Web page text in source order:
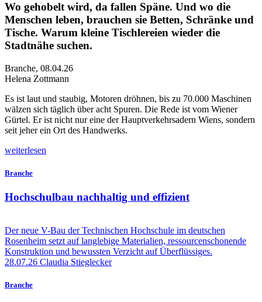
Wo gehobelt wird, da fallen Späne. Und wo die
Menschen leben, brauchen sie Betten, Schränke und
Tische. Warum kleine Tischlereien wieder die
Stadtnähe suchen.
Branche, 08.04.26
Helena Zottmann
Es ist laut und staubig, Motoren dröhnen, bis zu 70.000 Maschinen
wälzen sich täglich über acht Spuren. Die Rede ist vom Wiener
Gürtel. Er ist nicht nur eine der Hauptverkehrsadern Wiens, sondern
seit jeher ein Ort des Handwerks.
weiterlesen
Branche
Hochschulbau nachhaltig und effizient
Der neue V-Bau der Technischen Hochschule im deutschen
Rosenheim setzt auf langlebige Materialien, ressourcenschonende
Konstruktion und bewussten Verzicht auf Überflüssiges.
28.07.26 Claudia Stieglecker
Branche